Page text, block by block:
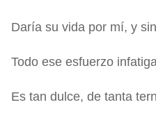
Daría su vida por mí, y
Todo ese esfuerzo
Es tan dulce, de tanta